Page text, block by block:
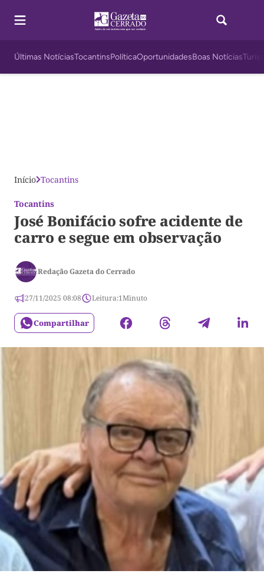
Últimas NotíciasTocantinsPolíticaOportunidadesBoas Notícias
Início Tocantins
Tocantins
José Bonifácio sofre acidente de
carro e segue em observação
Redação Gazeta do Cerrado
27/11/2025 08:08 Leitura:1Minuto
Compartilhar